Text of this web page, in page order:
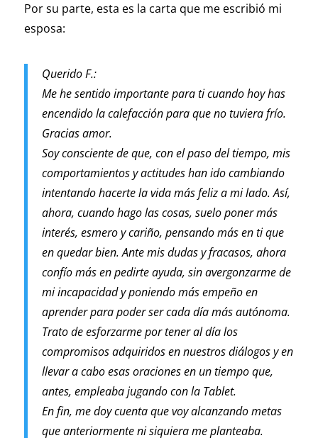
Por su parte, esta es la carta que me escribió mi
esposa:
Querido F.:
Me he sentido importante para ti cuando hoy has
encendido la calefacción para que no tuviera frío.
Gracias amor.
Soy consciente de que, con el paso del tiempo, mis
comportamientos y actitudes han ido cambiando
intentando hacerte la vida más feliz a mi lado. Así,
ahora, cuando hago las cosas, suelo poner más
interés, esmero y cariño, pensando más en ti que
en quedar bien. Ante mis dudas y fracasos, ahora
confío más en pedirte ayuda, sin avergonzarme de
mi incapacidad y poniendo más empeño en
aprender para poder ser cada día más autónoma.
Trato de esforzarme por tener al día los
compromisos adquiridos en nuestros diálogos y en
llevar a cabo esas oraciones en un tiempo que,
antes, empleaba jugando con la Tablet.
En fin, me doy cuenta que voy alcanzando metas
que anteriormente ni siquiera me planteaba.